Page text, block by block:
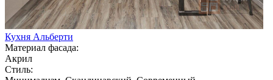
Кухня Альберти
Материал фасада:
Акрил
Стиль: